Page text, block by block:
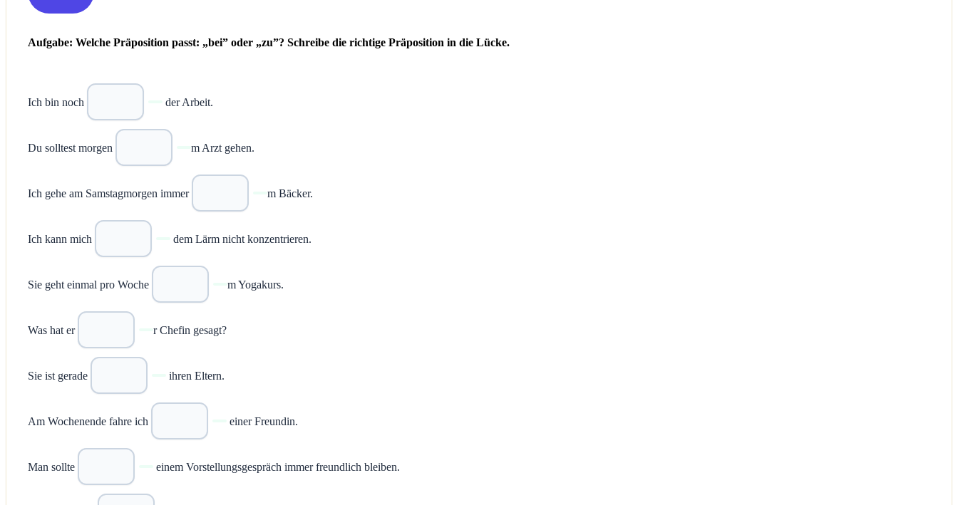
Aufgabe: Welche Präposition passt: „bei” oder „zu”? Schreibe die richtige Präposition in die Lücke.
Ich bin noch der Arbeit.
Du solltest morgen m Arzt gehen.
Ich gehe am Samstagmorgen immer m Bäcker.
Ich kann mich dem Lärm nicht konzentrieren.
Sie geht einmal pro Woche m Yogakurs.
Was hat er r Chefin gesagt?
Sie ist gerade ihren Eltern.
Am Wochenende fahre ich einer Freundin.
Man sollte einem Vorstellungsgespräch immer freundlich bleiben.